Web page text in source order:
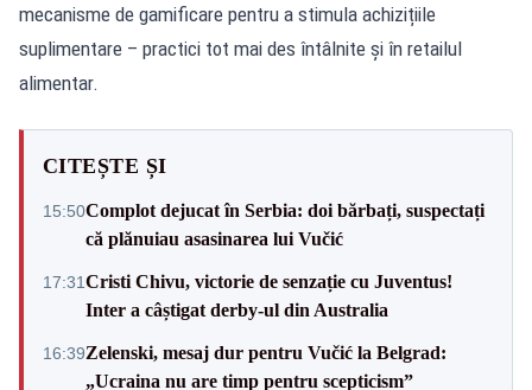
mecanisme de gamificare pentru a stimula achizițiile
suplimentare – practici tot mai des întâlnite și în retailul
alimentar.
CITEȘTE ȘI
15:50Complot dejucat în Serbia: doi bărbați, suspectați
că plănuiau asasinarea lui Vučić
17:31Cristi Chivu, victorie de senzație cu Juventus!
Inter a câștigat derby-ul din Australia
16:39Zelenski, mesaj dur pentru Vučić la Belgrad:
„Ucraina nu are timp pentru scepticism”